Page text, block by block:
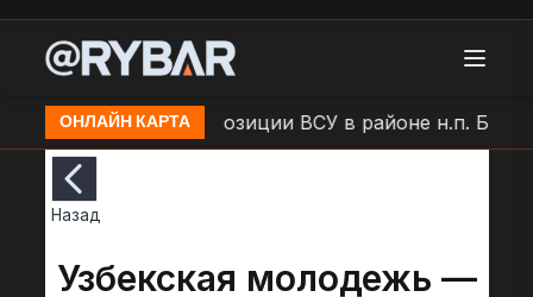
ОНЛАЙН КАРТА
Удар БЛА по позиции ВСУ в районе н.п.
Назад
Узбекская молодежь —